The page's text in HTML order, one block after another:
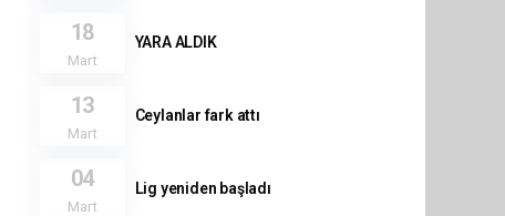
18
Mart
YARA ALDIK
13
Mart
Ceylanlar fark attı
04
Mart
Lig yeniden başladı